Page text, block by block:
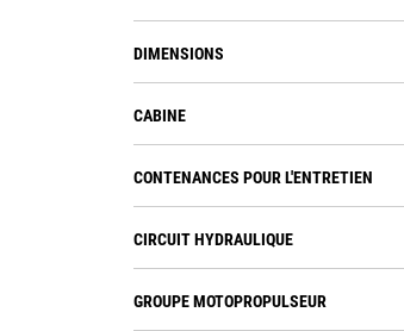
DIMENSIONS
CABINE
CONTENANCES POUR L'ENTRETIEN
CIRCUIT HYDRAULIQUE
GROUPE MOTOPROPULSEUR